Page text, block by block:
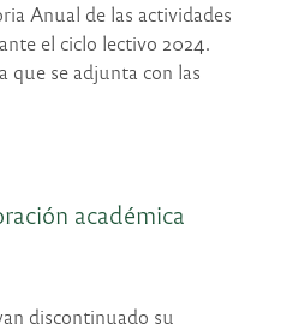
Anual de las actividades
el ciclo lectivo 2024.
que se adjunta con las
académica
discontinuado su